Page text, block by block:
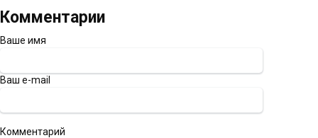
Комментарии
Ваше имя
Ваш e-mail
Комментарий